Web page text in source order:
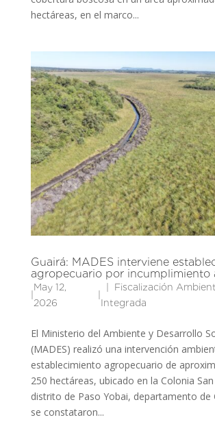
hectáreas, en el marco...
Guairá: MADES interviene
agropecuario por incumplimiento
May 12,
2026
Fiscalización
Integrada
El Ministerio del Ambiente y Desarrollo
(MADES) realizó una intervención
establecimiento agropecuario de
250 hectáreas, ubicado en la Colonia
distrito de Paso Yobai, departamento de
se constataron...